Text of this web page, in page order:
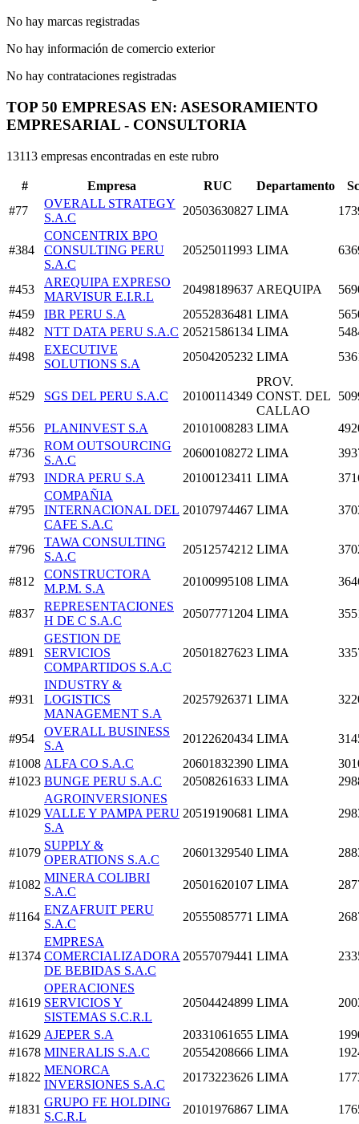
No hay marcas registradas
No hay información de comercio exterior
No hay contrataciones registradas
TOP 50 EMPRESAS EN: ASESORAMIENTO
EMPRESARIAL - CONSULTORIA
13113 empresas encontradas en este rubro
# Empresa RUC Departamento
#77
OVERALL STRATEGY
S.A.C
20503630827 LIMA
#384
CONCENTRIX BPO
CONSULTING PERU
S.A.C
20525011993 LIMA
#453
AREQUIPA EXPRESO
MARVISUR E.I.R.L
20498189637 AREQUIPA
#459
IBR PERU S.A 20552836481 LIMA
#482
NTT DATA PERU S.A.C 20521586134 LIMA
#498
EXECUTIVE
SOLUTIONS S.A
20504205232 LIMA
#529 SGS DEL PERU S.A.C 20100114349
PROV.
CONST. DEL
CALLAO
#556 PLANINVEST S.A 20101008283 LIMA
#736
ROM OUTSOURCING
S.A.C
20600108272 LIMA
#793
INDRA PERU S.A 20100123411 LIMA
#795
COMPAÑIA
INTERNACIONAL DEL
CAFE S.A.C
20107974467 LIMA
#796
TAWA CONSULTING
S.A.C
20512574212 LIMA
#812
CONSTRUCTORA
M.P.M. S.A
20100995108 LIMA
#837
REPRESENTACIONES
H DE C S.A.C
20507771204 LIMA
#891
GESTION DE
SERVICIOS
COMPARTIDOS S.A.C
20501827623 LIMA
#931
INDUSTRY &
LOGISTICS
MANAGEMENT S.A
20257926371 LIMA
#954
OVERALL BUSINESS
S.A
20122620434 LIMA
#1008 ALFA CO S.A.C 20601832390 LIMA
#1023 BUNGE PERU S.A.C 20508261633 LIMA
#1029
AGROINVERSIONES
VALLE Y PAMPA PERU
S.A
20519190681 LIMA
#1079
SUPPLY &
OPERATIONS S.A.C
20601329540 LIMA
#1082
MINERA COLIBRI
S.A.C
20501620107 LIMA
#1164
ENZAFRUIT PERU
S.A.C
20555085771 LIMA
#1374
EMPRESA
COMERCIALIZADORA
DE BEBIDAS S.A.C
20557079441 LIMA
#1619
OPERACIONES
SERVICIOS Y
SISTEMAS S.C.R.L
20504424899 LIMA
#1629 AJEPER S.A 20331061655 LIMA
#1678 MINERALIS S.A.C 20554208666 LIMA
#1822
MENORCA
INVERSIONES S.A.C
20173223626 LIMA
#1831
GRUPO FE HOLDING
S.C.R.L
20101976867 LIMA